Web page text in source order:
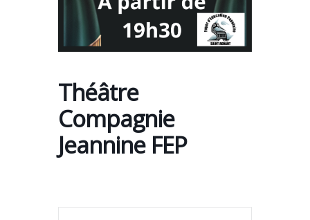
Théâtre
Compagnie
Jeannine FEP